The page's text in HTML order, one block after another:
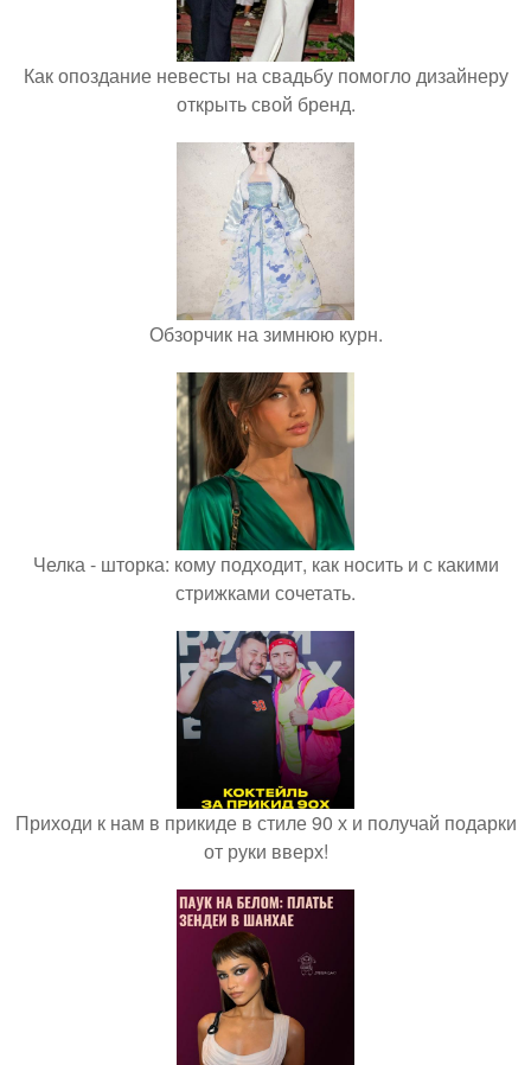
Как опоздание невесты на свадьбу помогло дизайнеру
открыть свой бренд.
Обзорчик на зимнюю курн.
Челка - шторка: кому подходит, как носить и с какими
стрижками сочетать.
Приходи к нам в прикиде в стиле 90 х и получай подарки
от руки вверх!